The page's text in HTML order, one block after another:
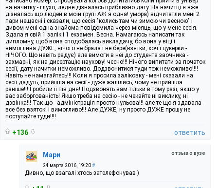
на начитку - глухо, ледве дізналась приблизно дату. На начитці я вже
дізналась що людей в моїй групі АЖ я одна! умора) відчитатли мені 2
пари нещасні і сказали, що сесія "колись там чи зимою чи весною" і
дивом мені одна знайома повідомила через місяць, що у мене сесія.
Здала я свій 1 залік і 1 екзамен. Весна. Намагаюсь написати так
дипломну, щоб вона сподобалась викладачу, бо вона у віці і
вимоглива ДУЖЕ, нічого не брала і не бере(взятки, хоч і цукерки -
НІЧОГО. Що навіть радує) але вимоги в неї до студента заочника -
захмарні, як на дисертацію наукову! чесно!!! Нічого випитати за початок
сесії, дату начитки неможливо. Додзвонитися туди теж неможливо!!!!
Навіть не намагайтесь!!! Коли я просила заліковку - мені сказали на
сесії дадуть, прийшла на сесії - дуже жалілись, чому не прийшла
раніше!!! І робили її пів дня! Подзвонять вам тільки в тому разі, якщо у
вас заборгованість! Якшо треба на сесію - не чекайте ні виклику, ні
дзвінка!!! Так що - адміністрація просто нульова!!! але те що я здавала -
все без взяток! і вимогливо!!! Але ДУЖЕ, ну просто ДУЖЕ прошу не
поступайте туди!!!!
+136 ответить
отзыв о вузе
Мари
24 марта 2016, 19:20#
Дивно, що взагалі хтось зателефонував )